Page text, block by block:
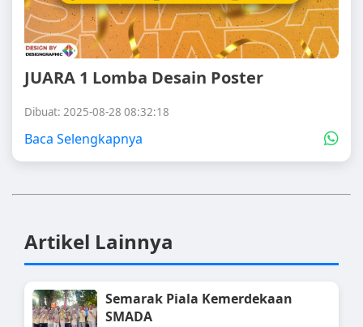
JUARA 1 Lomba Desain Poster
Dibuat: 2025-08-28 08:32:18
Baca Selengkapnya
Artikel Lainnya
Semarak Piala Kemerdekaan
SMADA